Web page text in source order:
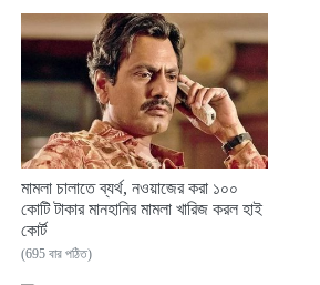
মামলা চালাতে ব্যর্থ, নওয়াজের করা ১০০
কোটি টাকার মানহানির মামলা খারিজ করল হাই
কোর্ট
(695 বার পঠিত)